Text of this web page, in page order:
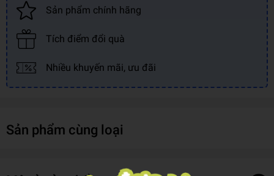
Sản phẩm chính hãng
Tích điểm đổi quà
Nhiều khuyến mãi, ưu đãi
Sản phẩm cùng loại